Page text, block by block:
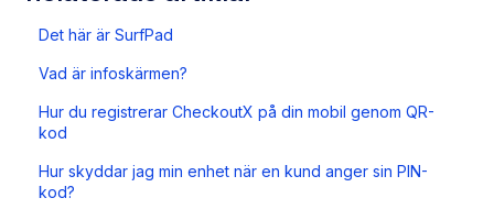
Det här är SurfPad
Vad är infoskärmen?
Hur du registrerar CheckoutX på din mobil genom QR-
kod
Hur skyddar jag min enhet när en kund anger sin PIN-
kod?